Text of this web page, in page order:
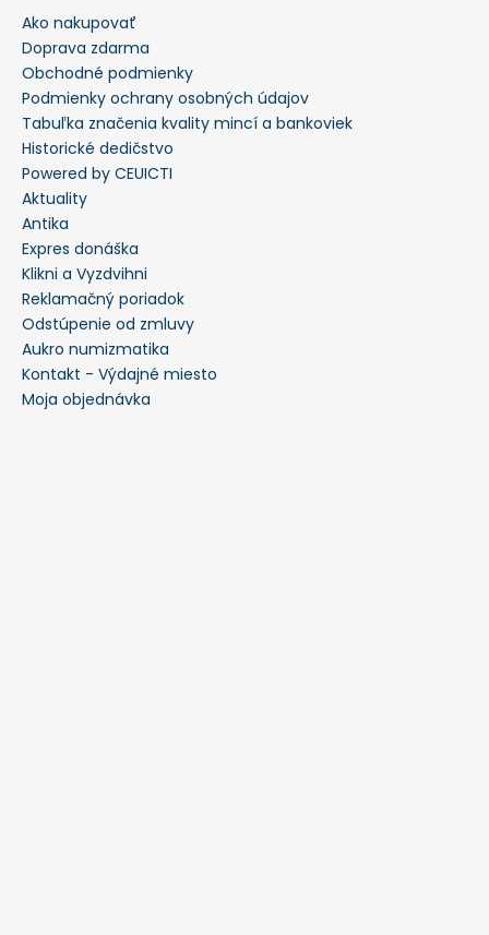
Ako nakupovať
Doprava zdarma
Obchodné podmienky
Podmienky ochrany osobných údajov
Tabuľka značenia kvality mincí a bankoviek
Historické dedičstvo
Powered by CEUICTI
Aktuality
Antika
Expres donáška
Klikni a Vyzdvihni
Reklamačný poriadok
Odstúpenie od zmluvy
Aukro numizmatika
Kontakt - Výdajné miesto
Moja objednávka